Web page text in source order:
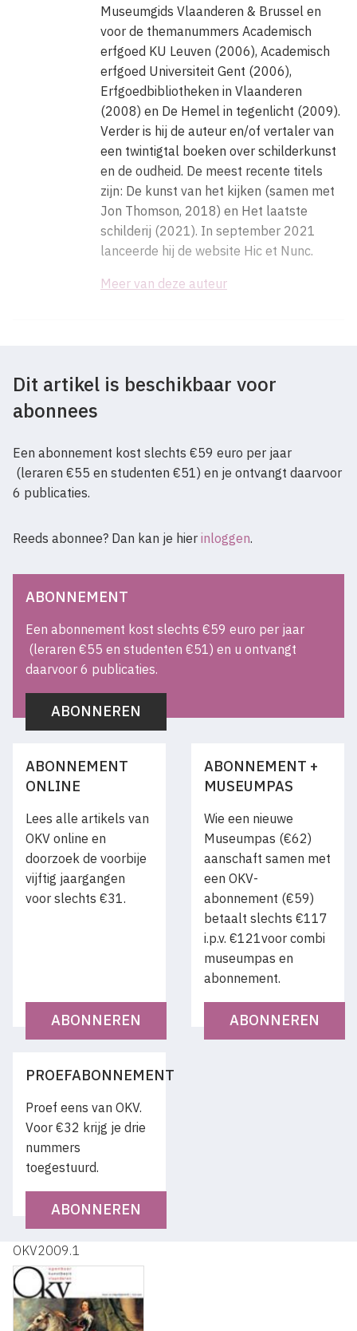
Museumgids Vlaanderen & Brussel en
voor de themanummers Academisch
erfgoed KU Leuven (2006), Academisch
erfgoed Universiteit Gent (2006),
Erfgoedbibliotheken in Vlaanderen
(2008) en De Hemel in tegenlicht (2009).
Verder is hij de auteur en/of vertaler van
een twintigtal boeken over schilderkunst
en de oudheid. De meest recente titels
zijn: De kunst van het kijken (samen met
Jon Thomson, 2018) en Het laatste
schilderij (2021). In september 2021
lanceerde hij de website Hic et Nunc.
Meer van deze auteur
Dit artikel is beschikbaar voor
abonnees
Een abonnement kost slechts €59 euro per jaar
(leraren €55 en studenten €51) en je ontvangt daarvoor
6 publicaties.
Reeds abonnee? Dan kan je hier inloggen.
ABONNEMENT
Een abonnement kost slechts €59 euro per jaar
(leraren €55 en studenten €51) en u ontvangt
daarvoor 6 publicaties.
ABONNEREN
ABONNEMENT
ONLINE
Lees alle artikels van
OKV online en
doorzoek de voorbije
vijftig jaargangen
voor slechts €31.
ABONNEREN
ABONNEMENT +
MUSEUMPAS
Wie een nieuwe
Museumpas (€62)
aanschaft samen met
een OKV-
abonnement (€59)
betaalt slechts €117
i.p.v. €121voor combi
museumpas en
abonnement.
ABONNEREN
PROEFABONNEMENT
Proef eens van OKV.
Voor €32 krijg je drie
nummers
toegestuurd.
ABONNEREN
OKV2009.1